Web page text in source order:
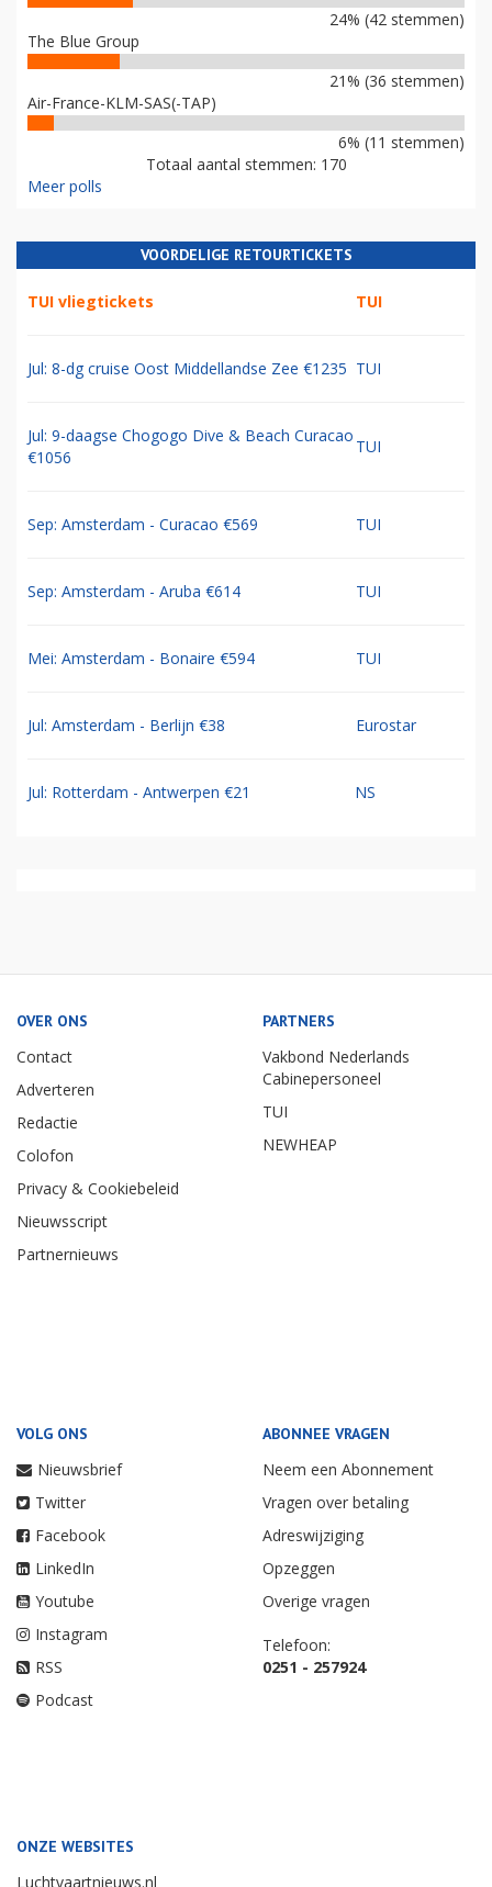
24% (42 stemmen)
The Blue Group
21% (36 stemmen)
Air-France-KLM-SAS(-TAP)
6% (11 stemmen)
Totaal aantal stemmen: 170
Meer polls
VOORDELIGE RETOURTICKETS
TUI vliegtickets TUI
Jul: 8-dg cruise Oost Middellandse Zee €1235 TUI
Jul: 9-daagse Chogogo Dive & Beach Curacao
€1056
TUI
Sep: Amsterdam - Curacao €569 TUI
Sep: Amsterdam - Aruba €614 TUI
Mei: Amsterdam - Bonaire €594 TUI
Jul: Amsterdam - Berlijn €38 Eurostar
Jul: Rotterdam - Antwerpen €21 NS
OVER ONS
Contact
Adverteren
Redactie
Colofon
Privacy & Cookiebeleid
Nieuwsscript
Partnernieuws
PARTNERS
Vakbond Nederlands
Cabinepersoneel
TUI
NEWHEAP
VOLG ONS
Nieuwsbrief
Twitter
Facebook
LinkedIn
Youtube
Instagram
RSS
Podcast
ABONNEE VRAGEN
Neem een Abonnement
Vragen over betaling
Adreswijziging
Opzeggen
Overige vragen
Telefoon:
0251 - 257924
ONZE WEBSITES
Luchtvaartnieuws.nl